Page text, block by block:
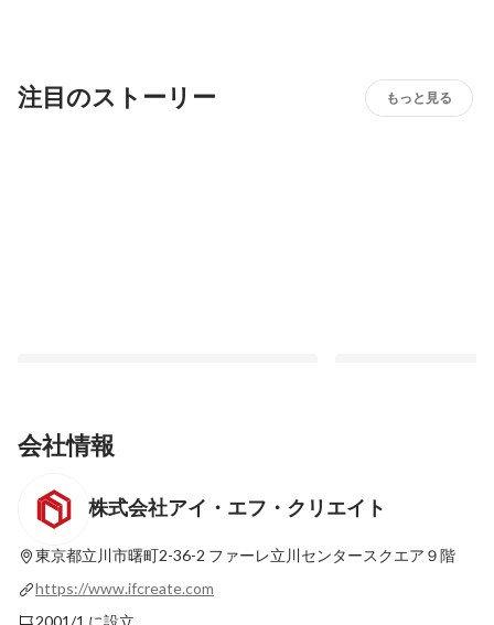
注目のストーリー もっと見る
新たな職階”サブマネージャー”が生まれま
した🙌
最新順で表示
2021年新卒入社（
事業部でのお仕事の
固定された投稿
会社情報
株式会社アイ・エフ・クリエイト
東京都立川市曙町2-36-2 ファーレ立川センタースクエア９階
https://www.ifcreate.com
2001/1 に設立